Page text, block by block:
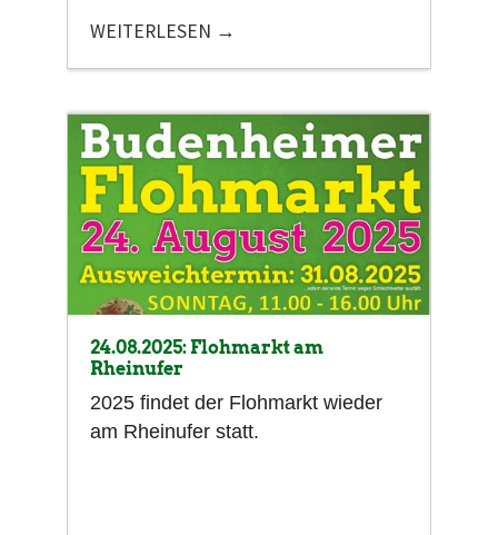
WEITERLESEN
24.08.2025: Flohmarkt am
Rheinufer
2025 findet der Flohmarkt wieder
am Rheinufer statt.